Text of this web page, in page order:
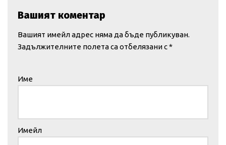
Вашият коментар
Вашият имейл адрес няма да бъде публикуван.
Задължителните полета са отбелязани с*
Име
Имейл